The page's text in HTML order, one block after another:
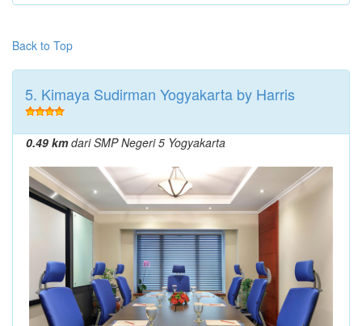
Back to Top
5. Kimaya Sudirman Yogyakarta by Harris
0.49 kmdari SMP Negeri 5 Yogyakarta